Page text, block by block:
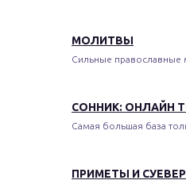
МОЛИТВЫ
Сильные православные
СОННИК: ОНЛАЙН
Самая большая база
ПРИМЕТЫ И